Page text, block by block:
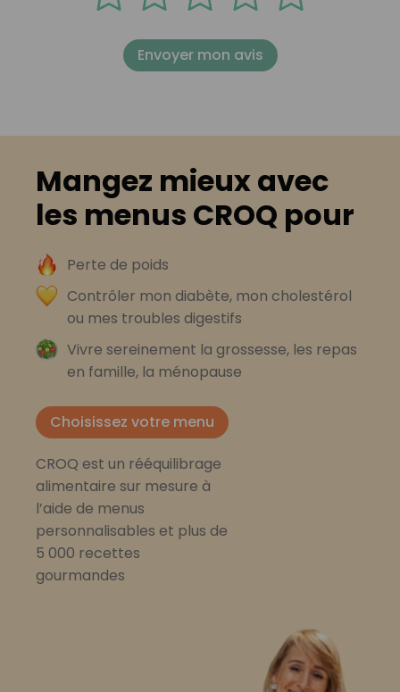
Envoyer mon avis
Mangez mieux avec
les menus CROQ pour
Perte de poids
Contrôler mon diabète, mon cholestérol
ou mes troubles digestifs
Vivre sereinement la grossesse, les repas
en famille, la ménopause
Choisissez votre menu
CROQ est un rééquilibrage
alimentaire sur mesure à
l’aide de menus
personnalisables et plus de
5 000 recettes
gourmandes